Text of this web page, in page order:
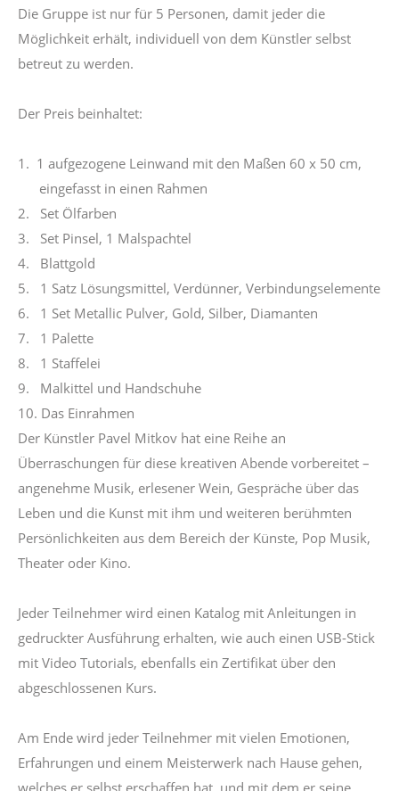
Die Gruppe ist nur für 5 Personen, damit jeder die
Möglichkeit erhält, individuell von dem Künstler selbst
betreut zu werden.
Der Preis beinhaltet:
1. 1 aufgezogene Leinwand mit den Maßen 60 x 50 cm,
eingefasst in einen Rahmen
2. Set Ölfarben
3. Set Pinsel, 1 Malspachtel
4. Blattgold
5. 1 Satz Lösungsmittel, Verdünner, Verbindungselemente
6. 1 Set Metallic Pulver, Gold, Silber, Diamanten
7. 1 Palette
8. 1 Staffelei
9. Malkittel und Handschuhe
10. Das Einrahmen
Der Künstler Pavel Mitkov hat eine Reihe an
Überraschungen für diese kreativen Abende vorbereitet –
angenehme Musik, erlesener Wein, Gespräche über das
Leben und die Kunst mit ihm und weiteren berühmten
Persönlichkeiten aus dem Bereich der Künste, Pop Musik,
Theater oder Kino.
Jeder Teilnehmer wird einen Katalog mit Anleitungen in
gedruckter Ausführung erhalten, wie auch einen USB-Stick
mit Video Tutorials, ebenfalls ein Zertifikat über den
abgeschlossenen Kurs.
Am Ende wird jeder Teilnehmer mit vielen Emotionen,
Erfahrungen und einem Meisterwerk nach Hause gehen,
welches er selbst erschaffen hat, und mit dem er seine